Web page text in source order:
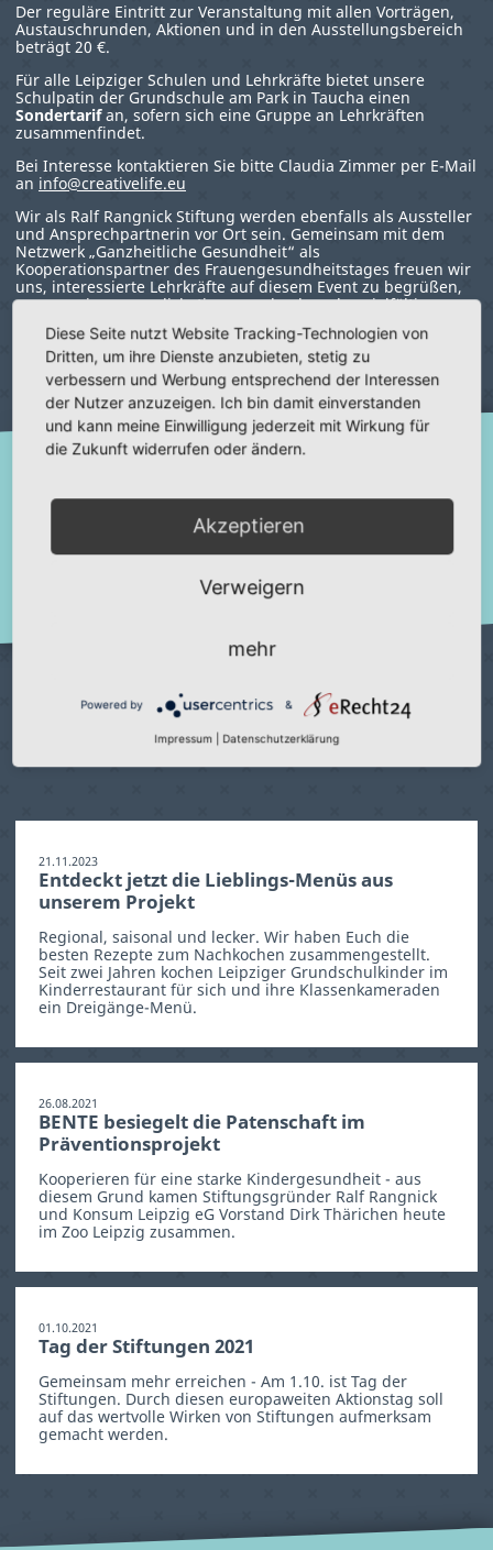
Der reguläre Eintritt zur Veranstaltung mit allen Vorträgen,
Austauschrunden, Aktionen und in den Ausstellungsbereich
beträgt 20 €.
Für alle Leipziger Schulen und Lehrkräfte bietet unsere
Schulpatin der Grundschule am Park in Taucha einen
Sondertarifan, sofern sich eine Gruppe an Lehrkräften
zusammenfindet.
Bei Interesse kontaktieren Sie bitte Claudia Zimmer per E-Mail
an info@creativelife.eu
Wir als Ralf Rangnick Stiftung werden ebenfalls als Aussteller
und Ansprechpartnerin vor Ort sein. Gemeinsam mit dem
Netzwerk „Ganzheitliche Gesundheit“ als
Kooperationspartner des Frauengesundheitstages freuen wir
uns, interessierte Lehrkräfte auf diesem Event zu begrüßen,
um gemeinsam zu diskutieren und neben den vielfältigen
Vernetzungsmöglichkeiten spannende Impulse zu erleben,
die Mut machen. Lassen Sie uns gemeinsam, gesunde, neue
Wege gehen.
weitere
News
21.11.2023
Entdeckt jetzt die Lieblings-Menüs aus
unserem Projekt
Regional, saisonal und lecker. Wir haben Euch die
besten Rezepte zum Nachkochen zusammengestellt.
Seit zwei Jahren kochen Leipziger Grundschulkinder im
Kinderrestaurant für sich und ihre Klassenkameraden
ein Dreigänge-Menü.
26.08.2021
BENTE besiegelt die Patenschaft im
Präventionsprojekt
Kooperieren für eine starke Kindergesundheit - aus
diesem Grund kamen Stiftungsgründer Ralf Rangnick
und Konsum Leipzig eG Vorstand Dirk Thärichen heute
im Zoo Leipzig zusammen.
01.10.2021
Tag der Stiftungen 2021
Gemeinsam mehr erreichen - Am 1.10. ist Tag der
Stiftungen. Durch diesen europaweiten Aktionstag soll
auf das wertvolle Wirken von Stiftungen aufmerksam
gemacht werden.
Diese Seite nutzt Website Tracking-Technologien von
Dritten, um ihre Dienste anzubieten, stetig zu
verbessern und Werbung entsprechend der Interessen
der Nutzer anzuzeigen. Ich bin damit einverstanden
und kann meine Einwilligung jederzeit mit Wirkung für
die Zukunft widerrufen oder ändern.
Akzeptieren
Verweigern
mehr
Powered by &
Impressum Datenschutzerklärung